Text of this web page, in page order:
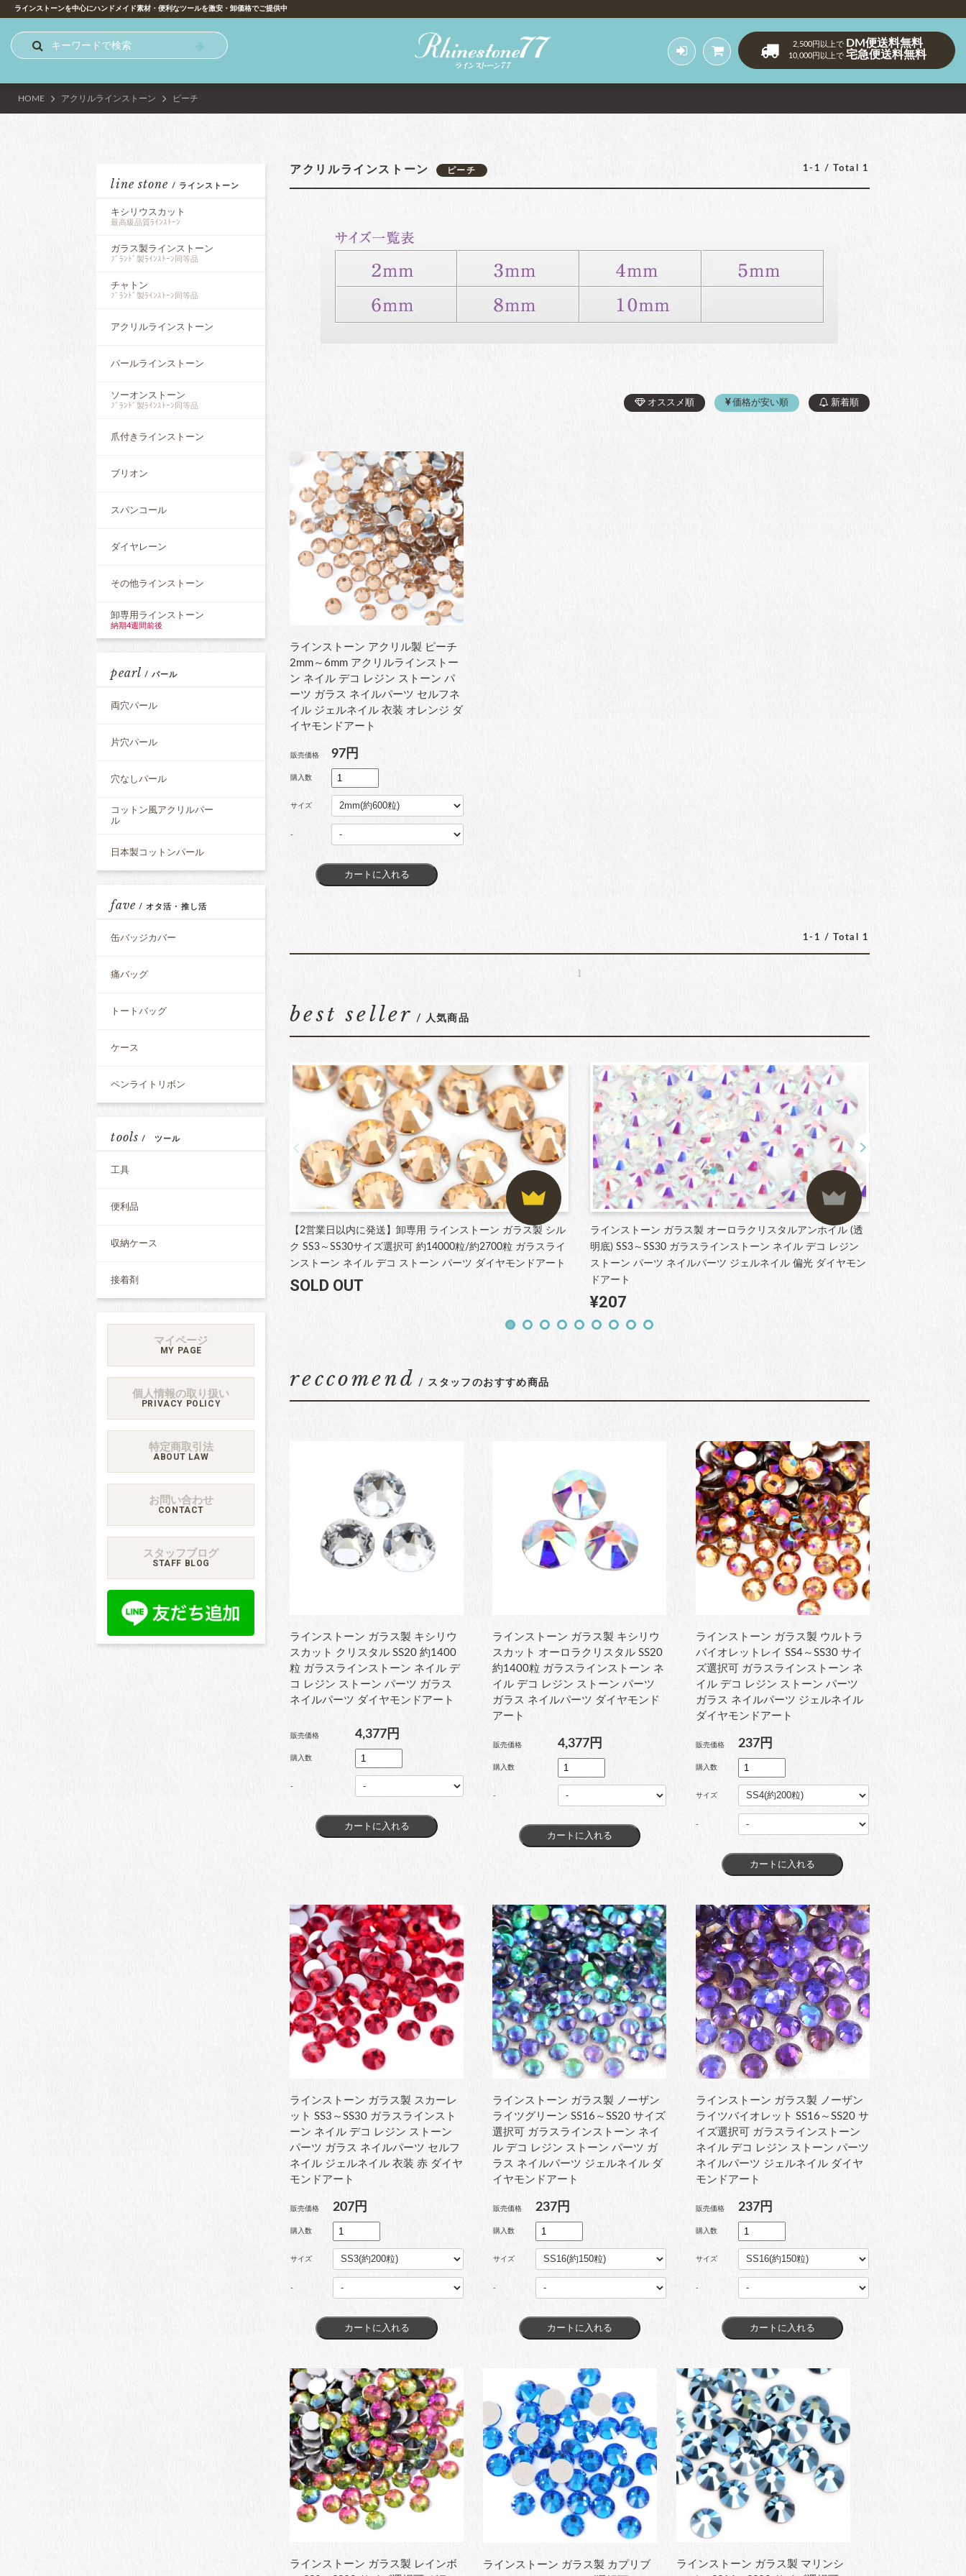
ラインストーンを中心にハンドメイド素材・便利なツールを激安・卸価格でご提供中
2,500円以上で DM便送料無料
10,000円以上で 宅急便送料無料
HOME アクリルラインストーン ピーチ
アクリルラインストーン ピーチ 1-1 / Total 1
オススメ順 価格が安い順 新着順
ラインストーン アクリル製 ピーチ
2mm～6mm アクリルラインストー
ン ネイル デコ レジン ストーン パ
ーツ ガラス ネイルパーツ セルフネ
イル ジェルネイル 衣装 オレンジ ダ
イヤモンドアート
販売価格 97円
購入数
サイズ
-
1-1 / Total 1
1
best seller / 人気商品
【2営業日以内に発送】卸専用 ラインストーン ガラス製 シル
ク SS3～SS30サイズ選択可 約14000粒/約2700粒 ガラスライ
ンストーン ネイル デコ ストーン パーツ ダイヤモンドアート
SOLD OUT
ラインストーン ガラス製 オーロラクリスタルアンホイル (透
明底) SS3～SS30 ガラスラインストーン ネイル デコ レジン
ストーン パーツ ネイルパーツ ジェルネイル 偏光 ダイヤモン
ドアート
¥207
reccomend / スタッフのおすすめ商品
ラインストーン ガラス製 キシリウ
スカット クリスタル SS20 約1400
粒 ガラスラインストーン ネイル デ
コ レジン ストーン パーツ ガラス
ネイルパーツ ダイヤモンドアート
販売価格 4,377円
購入数
-
ラインストーン ガラス製 キシリウ
スカット オーロラクリスタル SS20
約1400粒 ガラスラインストーン ネ
イル デコ レジン ストーン パーツ
ガラス ネイルパーツ ダイヤモンド
アート
販売価格 4,377円
購入数
-
ラインストーン ガラス製 ウルトラ
バイオレットレイ SS4～SS30 サイ
ズ選択可 ガラスラインストーン ネ
イル デコ レジン ストーン パーツ
ガラス ネイルパーツ ジェルネイル
ダイヤモンドアート
販売価格 237円
購入数
サイズ
-
ラインストーン ガラス製 スカーレ
ット SS3～SS30 ガラスラインスト
ーン ネイル デコ レジン ストーン
パーツ ガラス ネイルパーツ セルフ
ネイル ジェルネイル 衣装 赤 ダイヤ
モンドアート
販売価格 207円
購入数
サイズ
-
ラインストーン ガラス製 ノーザン
ライツグリーン SS16～SS20 サイズ
選択可 ガラスラインストーン ネイ
ル デコ レジン ストーン パーツ ガ
ラス ネイルパーツ ジェルネイル ダ
イヤモンドアート
販売価格 237円
購入数
サイズ
-
ラインストーン ガラス製 ノーザン
ライツバイオレット SS16～SS20 サ
イズ選択可 ガラスラインストーン
ネイル デコ レジン ストーン パーツ
ネイルパーツ ジェルネイル ダイヤ
モンドアート
販売価格 237円
購入数
サイズ
-
ラインストーン ガラス製 レインボ
ラインストーン ガラス製 カプリブ
ラインストーン ガラス製 マリンシ
line stone / ラインストーン
キシリウスカット
最高級品質ﾗｲﾝｽﾄｰﾝ
ガラス製ラインストーン
ﾌﾞﾗﾝﾄﾞ製ﾗｲﾝｽﾄｰﾝ同等品
チャトン
ﾌﾞﾗﾝﾄﾞ製ﾗｲﾝｽﾄｰﾝ同等品
アクリルラインストーン
パールラインストーン
ソーオンストーン
ﾌﾞﾗﾝﾄﾞ製ﾗｲﾝｽﾄｰﾝ同等品
爪付きラインストーン
ブリオン
スパンコール
ダイヤレーン
その他ラインストーン
卸専用ラインストーン
納期4週間前後
pearl / パール
両穴パール
片穴パール
穴なしパール
コットン風アクリルパー
ル
日本製コットンパール
fave / オタ活・推し活
缶バッジカバー
痛バッグ
トートバッグ
ケース
ペンライトリボン
tools / ツール
工具
便利品
収納ケース
接着剤
マイページ
MY PAGE
個人情報の取り扱い
PRIVACY POLICY
特定商取引法
ABOUT LAW
お問い合わせ
CONTACT
スタッフブログ
STAFF BLOG